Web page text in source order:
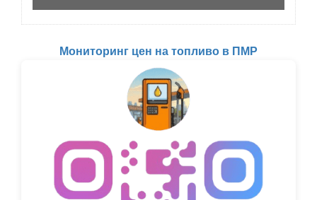
Мониторинг цен на топливо в ПМР